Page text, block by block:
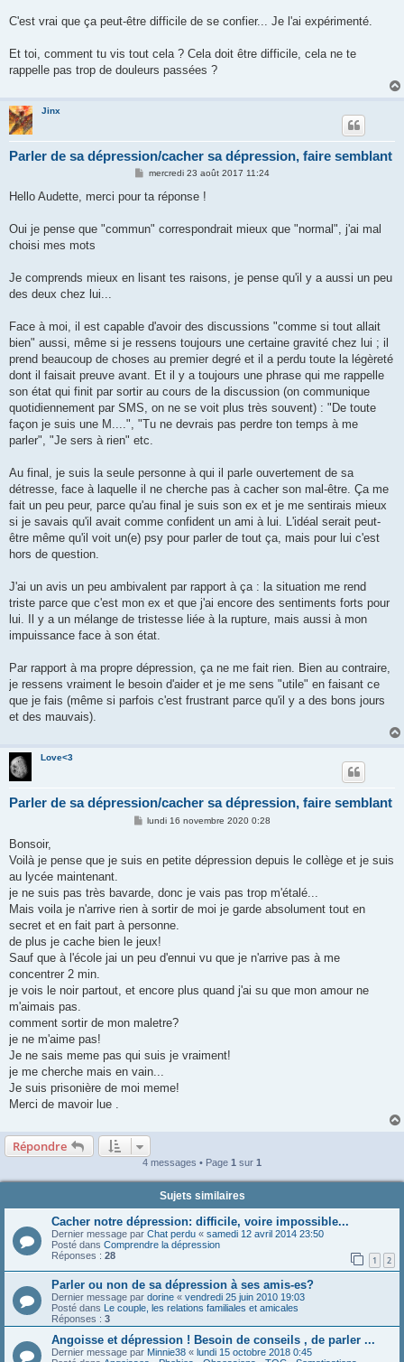
C'est vrai que ça peut-être difficile de se confier... Je l'ai expérimenté.
Et toi, comment tu vis tout cela ? Cela doit être difficile, cela ne te
rappelle pas trop de douleurs passées ?
Jinx
Parler de sa dépression/cacher sa dépression, faire semblant
M
s
g
mercredi 23 août 2017 11:24
Hello Audette, merci pour ta réponse !
Oui je pense que "commun" correspondrait mieux que "normal", j'ai mal
choisi mes mots
Je comprends mieux en lisant tes raisons, je pense qu'il y a aussi un peu
des deux chez lui...
Face à moi, il est capable d'avoir des discussions "comme si tout allait
bien" aussi, même si je ressens toujours une certaine gravité chez lui ; il
prend beaucoup de choses au premier degré et il a perdu toute la légèreté
dont il faisait preuve avant. Et il y a toujours une phrase qui me rappelle
son état qui finit par sortir au cours de la discussion (on communique
quotidiennement par SMS, on ne se voit plus très souvent) : "De toute
façon je suis une M....", "Tu ne devrais pas perdre ton temps à me
parler", "Je sers à rien" etc.
Au final, je suis la seule personne à qui il parle ouvertement de sa
détresse, face à laquelle il ne cherche pas à cacher son mal-être. Ça me
fait un peu peur, parce qu'au final je suis son ex et je me sentirais mieux
si je savais qu'il avait comme confident un ami à lui. L'idéal serait peut-
être même qu'il voit un(e) psy pour parler de tout ça, mais pour lui c'est
hors de question.
J'ai un avis un peu ambivalent par rapport à ça : la situation me rend
triste parce que c'est mon ex et que j'ai encore des sentiments forts pour
lui. Il y a un mélange de tristesse liée à la rupture, mais aussi à mon
impuissance face à son état.
Par rapport à ma propre dépression, ça ne me fait rien. Bien au contraire,
je ressens vraiment le besoin d'aider et je me sens "utile" en faisant ce
que je fais (même si parfois c'est frustrant parce qu'il y a des bons jours
et des mauvais).
Love<3
Parler de sa dépression/cacher sa dépression, faire semblant
M
a
lundi 16 novembre 2020 0:28
Bonsoir,
Voilà je pense que je suis en petite dépression depuis le collège et je suis
au lycée maintenant.
je ne suis pas très bavarde, donc je vais pas trop m'étalé...
Mais voila je n'arrive rien à sortir de moi je garde absolument tout en
secret et en fait part à personne.
de plus je cache bien le jeux!
Sauf que à l'école jai un peu d'ennui vu que je n'arrive pas à me
concentrer 2 min.
je vois le noir partout, et encore plus quand j'ai su que mon amour ne
m'aimais pas.
comment sortir de mon maletre?
je ne m'aime pas!
Je ne sais meme pas qui suis je vraiment!
je me cherche mais en vain...
Je suis prisonière de moi meme!
Merci de mavoir lue .
Répondre
4 messages • Page 1 sur 1
Sujets similaires
Cacher notre dépression: difficile, voire impossible...
Dernier message par Chat perdu « samedi 12 avril 2014 23:50
Posté dans Comprendre la dépression
Réponses : 28 1 2
Parler ou non de sa dépression à ses amis-es?
Dernier message par dorine « vendredi 25 juin 2010 19:03
Posté dans
Le couple, les relations familiales et amicales
Réponses : 3
Angoisse et dépression ! Besoin de conseils , de parler ...
Dernier message par Minnie38 « lundi 15 octobre 2018 0:45